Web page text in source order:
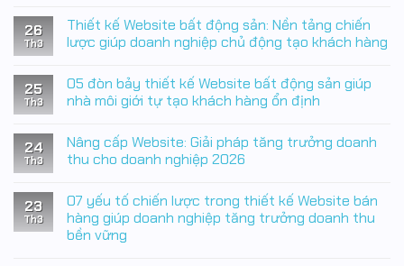
bình
luận
ở
chậm:
Điểm
nghẽn
đang
làm
doanh
tiền
mỗi
ngày
26
Th3
Thiết kế Website bất động sản: Nền tảng chiến
lược giúp doanh nghiệp chủ động tạo khách hàng
bình
luận
ở
Website
bất
động
tảng
chiến
lược
giúp
25
Th3
05 đòn bảy thiết kế Website bất động sản giúp
nhà môi giới tự tạo khách hàng ổn định
bình
luận
ở
bảy
thiết
kế
Website
24
Th3
Nâng cấp Website: Giải pháp tăng trưởng doanh
thu cho doanh nghiệp 2026
bình
luận
ở
Nâng
23
Th3
07 yếu tố chiến lược trong thiết kế Website bán
hàng giúp doanh nghiệp tăng trưởng doanh thu
bền vững